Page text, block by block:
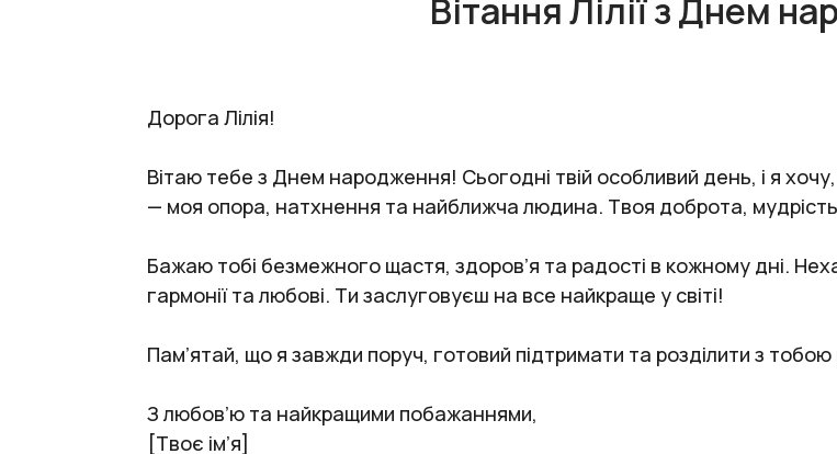
Вітання Лілії з Днем
Дорога Лілія!
Вітаю тебе з Днем народження! Сьогодні твій особливий день, і я
— моя опора, натхнення та найближча людина. Твоя доброта,
Бажаю тобі безмежного щастя, здоров’я та радості в кожному дні.
гармонії та любові. Ти заслуговуєш на все найкраще у світі!
Пам’ятай, що я завжди поруч, готовий підтримати та розділити з тобою
З любов’ю та найкращими побажаннями,
[Твоє ім’я]